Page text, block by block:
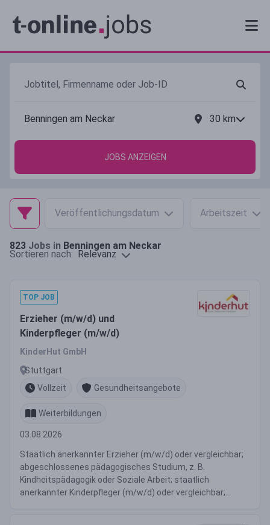
30 km
JOBS ANZEIGEN
Veröffentlichungsdatum Arbeitszeit
823 Jobs in Benningen am Neckar
Sortieren nach: Relevanz
TOP JOB
Erzieher (m/w/d) und
Kinderpfleger (m/w/d)
KinderHut GmbH
Stuttgart
Vollzeit
Gesundheitsangebote
Weiterbildungen
03.08.2026
Staatlich anerkannter Erzieher (m/w/d) oder vergleichbar;
abgeschlossenes pädagogisches Studium, z. B.
Kindheitspädagogik oder Soziale Arbeit; staatlich
anerkannter Kinderpfleger (m/w/d) oder vergleichbar;...